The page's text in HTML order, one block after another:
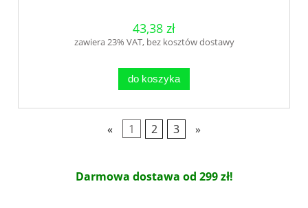
43,38 zł
zawiera 23% VAT, bez kosztów dostawy
do koszyka
« 1 2 3 »
Darmowa dostawa od 299 zł!